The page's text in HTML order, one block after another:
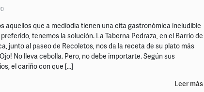
aquellos que a mediodía tienen una cita gastronómica ineludible
tenemos la solución. La Taberna Pedraza, en el Barrio de
junto al paseo de Recoletos, nos da la receta de su plato más
No lleva cebolla. Pero, no debe importarte. Según sus
el cariño con que […]
Leer más